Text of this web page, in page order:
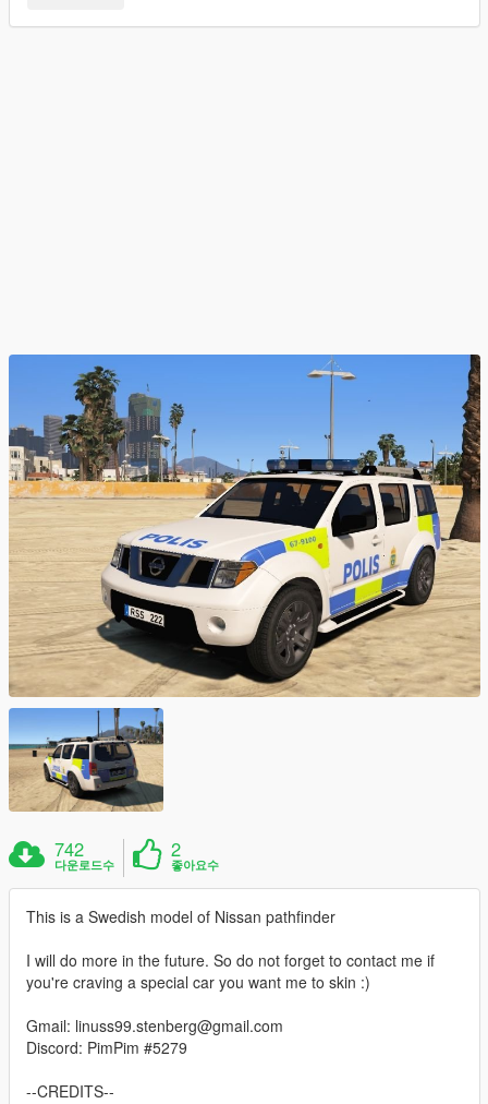
742
다운로드수
2
좋아요수
This is a Swedish model of Nissan pathfinder
I will do more in the future. So do not forget to contact me if
you're craving a special car you want me to skin :)
Gmail: linuss99.stenberg@gmail.com
Discord: PimPim #5279
--CREDITS--